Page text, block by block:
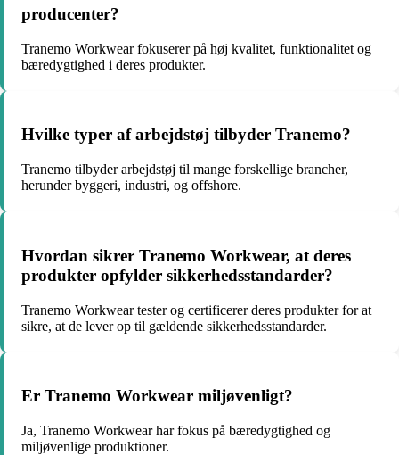
producenter?
Tranemo Workwear fokuserer på høj kvalitet, funktionalitet og
bæredygtighed i deres produkter.
Hvilke typer af arbejdstøj tilbyder Tranemo?
Tranemo tilbyder arbejdstøj til mange forskellige brancher,
herunder byggeri, industri, og offshore.
Hvordan sikrer Tranemo Workwear, at deres
produkter opfylder sikkerhedsstandarder?
Tranemo Workwear tester og certificerer deres produkter for at
sikre, at de lever op til gældende sikkerhedsstandarder.
Er Tranemo Workwear miljøvenligt?
Ja, Tranemo Workwear har fokus på bæredygtighed og
miljøvenlige produktioner.